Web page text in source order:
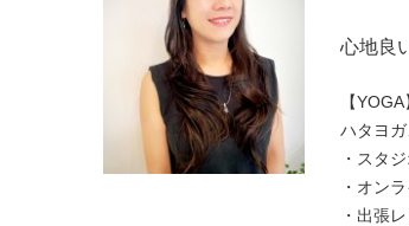
心地良
【YOGA
ハタヨガ
・スタ
・オン
・出張